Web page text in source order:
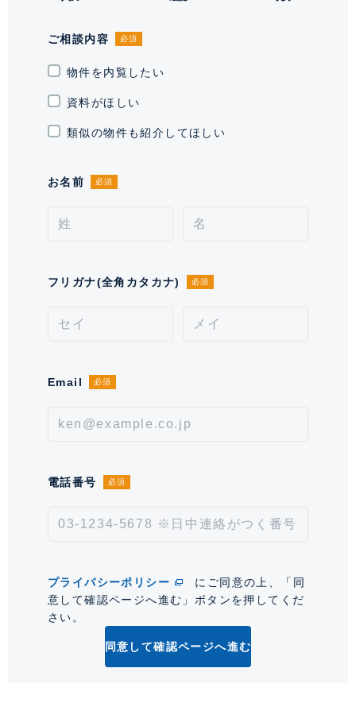
入居可能日 即
通学区域小学校 富士見小学校(約600m)
契約形態
入居諸条件
須。【月次型】初回保証料:契約時月額賃料等の40%、
保証料:契約時月額賃料等の50%、継続保証料:毎年1万
情報更新日
次回更新予定日 2026年8月20日
時間を表示します。
ご相談内容 必須
物件を内覧したい
資料がほしい
類似の物件も紹介してほしい
お名前 必須
フリガナ(全角カタカナ) 必須
Email 必須
電話番号 必須
プライバシーポリシー
にご同意の上、「同
意して確認ページへ進む」ボタンを押してくだ
さい。
同意して確認ページへ進む